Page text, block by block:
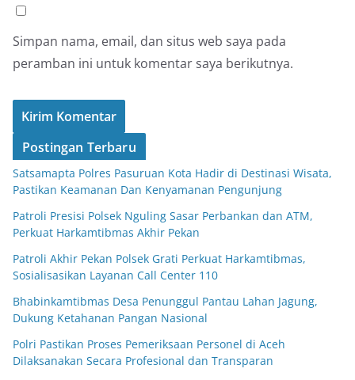
Simpan nama, email, dan situs web saya pada
peramban ini untuk komentar saya berikutnya.
Postingan Terbaru
Satsamapta Polres Pasuruan Kota Hadir di Destinasi Wisata,
Pastikan Keamanan Dan Kenyamanan Pengunjung
Patroli Presisi Polsek Nguling Sasar Perbankan dan ATM,
Perkuat Harkamtibmas Akhir Pekan
Patroli Akhir Pekan Polsek Grati Perkuat Harkamtibmas,
Sosialisasikan Layanan Call Center 110
Bhabinkamtibmas Desa Penunggul Pantau Lahan Jagung,
Dukung Ketahanan Pangan Nasional
Polri Pastikan Proses Pemeriksaan Personel di Aceh
Dilaksanakan Secara Profesional dan Transparan